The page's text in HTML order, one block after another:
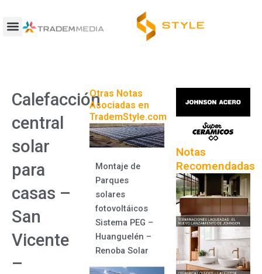
contenido
Calefacción
central
solar
para
casas –
San
Vicente
–
Otras Notas
Asociadas en
TrademStyle.com
Montaje de
Parques
solares
fotovoltáicos
Sistema PEG –
Huanguelén –
Renoba Solar
Notas
Recomendadas